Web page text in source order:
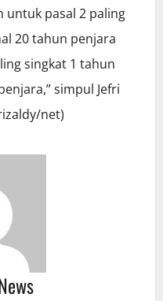
untuk pasal 2 paling
20 tahun penjara
singkat 1 tahun
simpul Jefri
net)